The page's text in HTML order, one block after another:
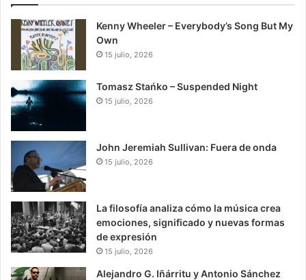
Kenny Wheeler – Everybody’s Song But My
Own
15 julio, 2026
Tomasz Stańko – Suspended Night
15 julio, 2026
John Jeremiah Sullivan: Fuera de onda
15 julio, 2026
La filosofía analiza cómo la música crea
emociones, significado y nuevas formas
de expresión
15 julio, 2026
Alejandro G. Iñárritu y Antonio Sánchez